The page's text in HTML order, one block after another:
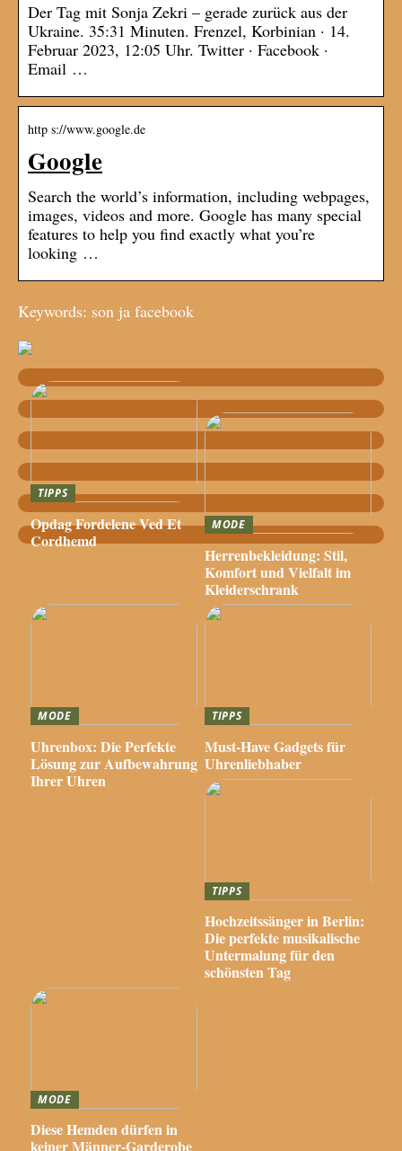
Der Tag mit Sonja Zekri – gerade zurück aus der
Ukraine. 35:31 Minuten. Frenzel, Korbinian · 14.
Februar 2023, 12:05 Uhr. Twitter · Facebook ·
Email …
http s://www.google.de
Google
Search the world’s information, including webpages,
images, videos and more. Google has many special
features to help you find exactly what you’re
looking …
Keywords: son ja facebook
TIPPS
Opdag Fordelene Ved Et
Cordhemd
MODE
Herrenbekleidung: Stil,
Komfort und Vielfalt im
Kleiderschrank
MODE
Uhrenbox: Die Perfekte
Lösung zur Aufbewahrung
Ihrer Uhren
TIPPS
Must-Have Gadgets für
Uhrenliebhaber
TIPPS
Hochzeitssänger in Berlin:
Die perfekte musikalische
Untermalung für den
schönsten Tag
MODE
Diese Hemden dürfen in
keiner Männer-Garderobe